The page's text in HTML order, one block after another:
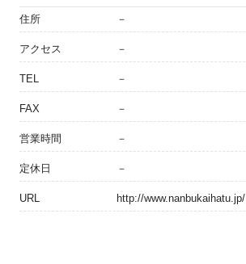
住所 －
アクセス －
TEL －
FAX －
営業時間 －
定休日 －
URL http://www.nanbukaihatu.jp/